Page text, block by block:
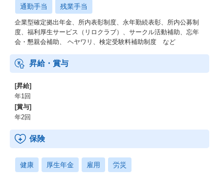
通勤手当 残業手当
企業型確定拠出年金、所内表彰制度、永年勤続表彰、所内公募制
度、福利厚生サービス（リロクラブ）、サークル活動補助、忘年
会・懇親会補助、 ヘヤワリ、検定受験料補助制度 など
昇給・賞与
[昇給]
年1回
[賞与]
年2回
保険
健康 厚生年金 雇用 労災